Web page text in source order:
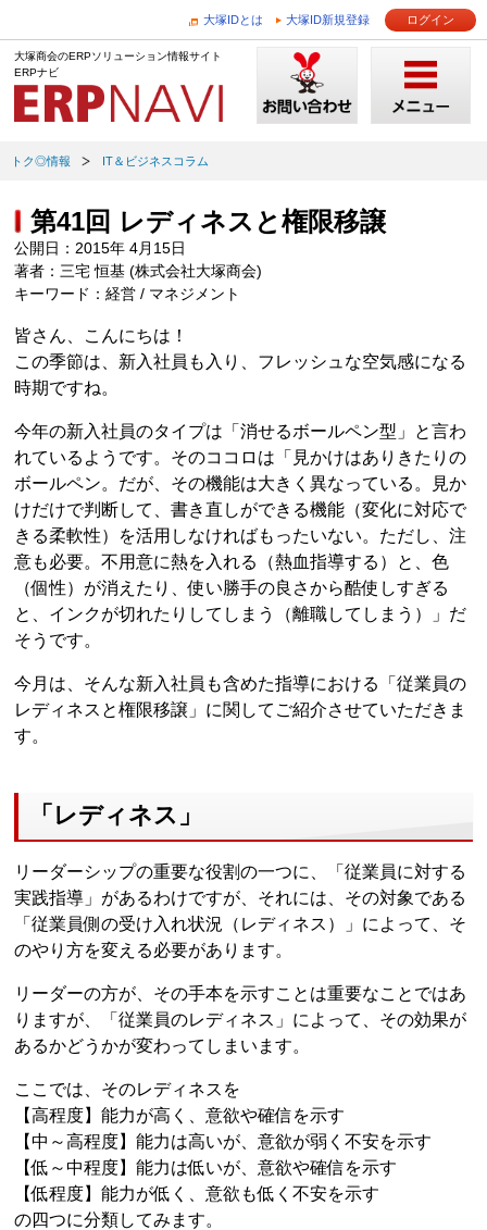
大塚IDとは 大塚ID新規登録 ログイン
大塚商会のERPソリューション情報サイト
ERPナビ
トク◎情報 IT＆ビジネスコラム
第41回 レディネスと権限移譲
公開日：2015年 4月15日
著者：三宅 恒基 (株式会社大塚商会)
キーワード：経営 / マネジメント
皆さん、こんにちは！
この季節は、新入社員も入り、フレッシュな空気感になる
時期ですね。
今年の新入社員のタイプは「消せるボールペン型」と言わ
れているようです。そのココロは「見かけはありきたりの
ボールペン。だが、その機能は大きく異なっている。見か
けだけで判断して、書き直しができる機能（変化に対応で
きる柔軟性）を活用しなければもったいない。ただし、注
意も必要。不用意に熱を入れる（熱血指導する）と、色
（個性）が消えたり、使い勝手の良さから酷使しすぎる
と、インクが切れたりしてしまう（離職してしまう）」だ
そうです。
今月は、そんな新入社員も含めた指導における「従業員の
レディネスと権限移譲」に関してご紹介させていただきま
す。
「レディネス」
リーダーシップの重要な役割の一つに、「従業員に対する
実践指導」があるわけですが、それには、その対象である
「従業員側の受け入れ状況（レディネス）」によって、そ
のやり方を変える必要があります。
リーダーの方が、その手本を示すことは重要なことではあ
りますが、「従業員のレディネス」によって、その効果が
あるかどうかが変わってしまいます。
ここでは、そのレディネスを
【高程度】能力が高く、意欲や確信を示す
【中～高程度】能力は高いが、意欲が弱く不安を示す
【低～中程度】能力は低いが、意欲や確信を示す
【低程度】能力が低く、意欲も低く不安を示す
の四つに分類してみます。